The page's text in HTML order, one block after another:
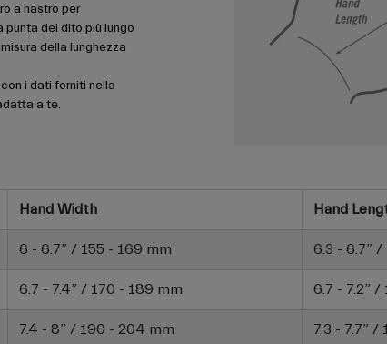
a nastro per
punta del dito più lungo
della lunghezza
i dati forniti nella
a te.
Hand Width Hand
6 - 6.7” / 155 - 169 mm 6.3 - 6.7”
6.7 - 7.4” / 170 - 189 mm 6.7 - 7.2” /
7.4 - 8” / 190 - 204 mm 7.3 - 7.7” /